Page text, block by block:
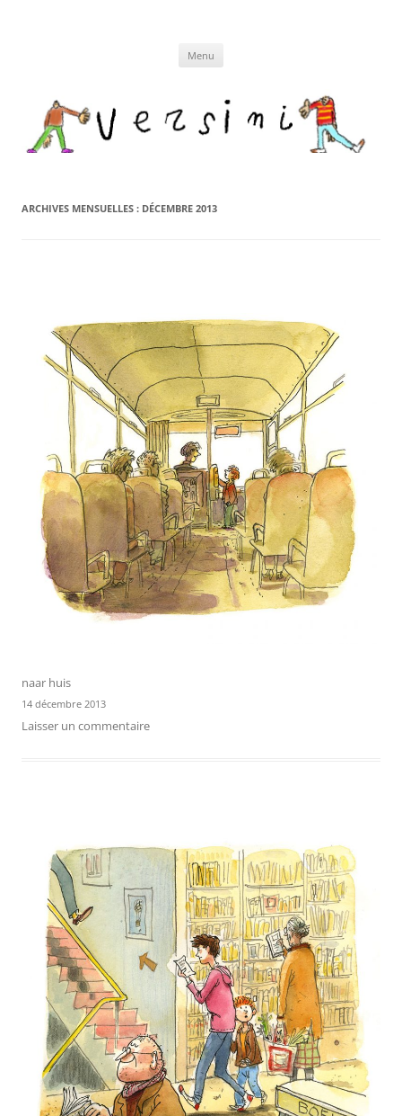
Menu
ARCHIVES MENSUELLES : DÉCEMBRE 2013
naar huis
14 décembre 2013
Laisser un commentaire